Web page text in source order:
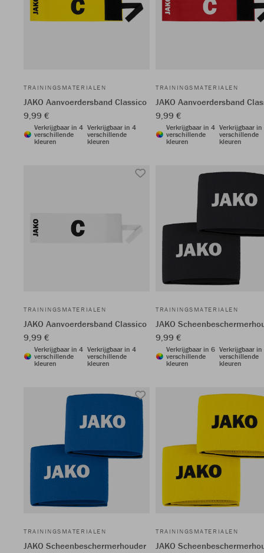
TRAININGSMATERIALEN
JAKO Aanvoerdersband Classico
9,99 €
Verkrijgbaar in 4
verschillende
kleuren
Verkrijgbaar in 4
verschillende
kleuren
TRAININGSMATERIALEN
JAKO Aanvoerdersband
9,99 €
Verkrijgbaar in 4
verschillende
kleuren
Verkrijgbaar in
verschillende
kleuren
TRAININGSMATERIALEN
JAKO Aanvoerdersband Classico
9,99 €
Verkrijgbaar in 4
verschillende
kleuren
Verkrijgbaar in 4
verschillende
kleuren
TRAININGSMATERIALEN
JAKO
9,99 €
Verkrijgbaar in 6
verschillende
kleuren
Verkrijgbaar in
verschillende
kleuren
TRAININGSMATERIALEN
JAKO Scheenbeschermerhouder
TRAININGSMATERIALEN
JAKO